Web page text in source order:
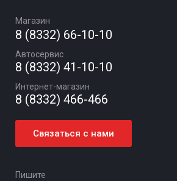
Магазин
8 (8332) 66-10-10
Автосервис
8 (8332) 41-10-10
Интернет-магазин
8 (8332) 466-466
Связаться с нами
Пишите